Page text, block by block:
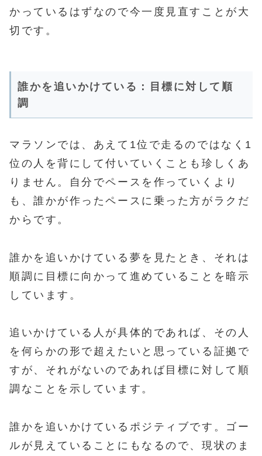
かっているはずなので今一度見直すことが大
切です。
誰かを追いかけている：目標に対して順
調
マラソンでは、あえて1位で走るのではなく1
位の人を背にして付いていくことも珍しくあ
りません。自分でペースを作っていくより
も、誰かが作ったペースに乗った方がラクだ
からです。
誰かを追いかけている夢を見たとき、それは
順調に目標に向かって進めていることを暗示
しています。
追いかけている人が具体的であれば、その人
を何らかの形で超えたいと思っている証拠で
すが、それがないのであれば目標に対して順
調なことを示しています。
誰かを追いかけているポジティブです。ゴー
ルが見えていることにもなるので、現状のま